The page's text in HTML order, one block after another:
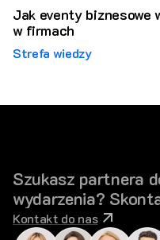
Jak eventy biznesowe
w firmach
Strefa wiedzy
Szukasz partnera
wydarzenia?
Kontakt do nas